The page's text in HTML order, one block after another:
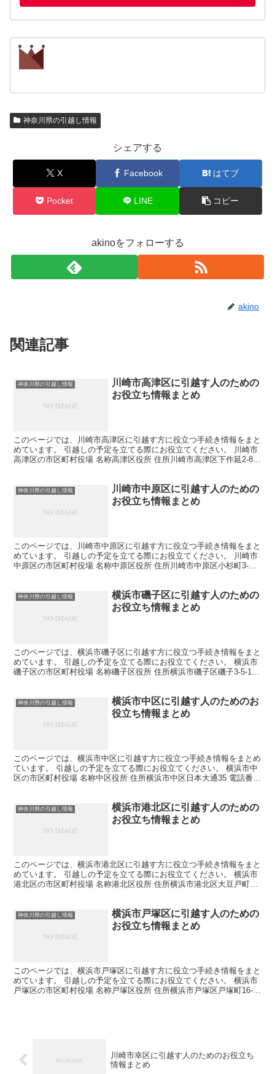
神奈川県の引越し情報
シェアする
X Facebook はてブ
Pocket LINE コピー
akinoをフォローする
akino
関連記事
神奈川県の引越し情報
川崎市高津区に引越す人のための
お役立ち情報まとめ
このページでは、川崎市高津区に引越す方に役立つ手続き情報をまと
めています。 引越しの予定を立てる際にお役立てください。 川崎市
高津区の市区町村役場 名称高津区役所 住所川崎市高津区下作延2-8-1
神奈川県の引越し情報
川崎市中原区に引越す人のための
お役立ち情報まとめ
このページでは、川崎市中原区に引越す方に役立つ手続き情報をまと
めています。 引越しの予定を立てる際にお役立てください。 川崎市
中原区の市区町村役場 名称中原区役所 住所川崎市中原区小杉町3-
神奈川県の引越し情報
横浜市磯子区に引越す人のための
お役立ち情報まとめ
このページでは、横浜市磯子区に引越す方に役立つ手続き情報をまと
めています。 引越しの予定を立てる際にお役立てください。 横浜市
磯子区の市区町村役場 名称磯子区役所 住所横浜市磯子区磯子3-5-1
神奈川県の引越し情報
横浜市中区に引越す人のためのお
役立ち情報まとめ
このページでは、横浜市中区に引越す方に役立つ手続き情報をまとめ
ています。 引越しの予定を立てる際にお役立てください。 横浜市中
区の市区町村役場 名称中区役所 住所横浜市中区日本大通35 電話番号
神奈川県の引越し情報
横浜市港北区に引越す人のための
お役立ち情報まとめ
このページでは、横浜市港北区に引越す方に役立つ手続き情報をまと
めています。 引越しの予定を立てる際にお役立てください。 横浜市
港北区の市区町村役場 名称港北区役所 住所横浜市港北区大豆戸町26-
神奈川県の引越し情報
横浜市戸塚区に引越す人のための
お役立ち情報まとめ
このページでは、横浜市戸塚区に引越す方に役立つ手続き情報をまと
めています。 引越しの予定を立てる際にお役立てください。 横浜市
戸塚区の市区町村役場 名称戸塚区役所 住所横浜市戸塚区戸塚町16-
川崎市幸区に引越す人のためのお役立ち
情報まとめ